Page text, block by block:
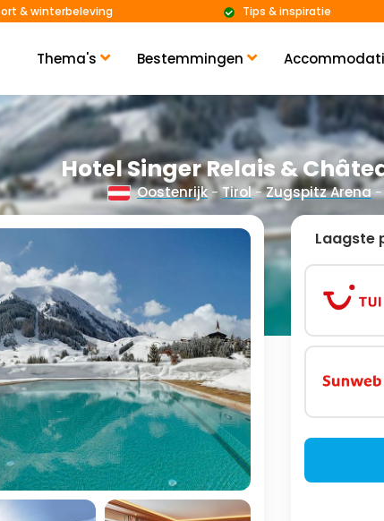
Thema's Bestemmingen
& winterbeleving Tips & inspiratie
Hotel Singer Relais &
Oostenrijk-Tirol-Zugspitz Arena -
Laagste